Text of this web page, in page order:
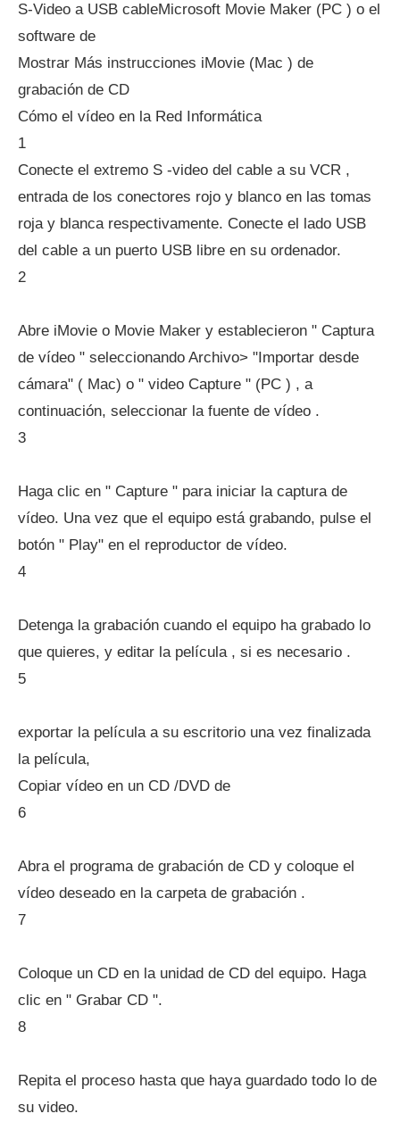
S-Video a USB cableMicrosoft Movie Maker (PC ) o el
software de
Mostrar Más instrucciones iMovie (Mac ) de
grabación de CD
Cómo el vídeo en la Red Informática
1
Conecte el extremo S -video del cable a su VCR ,
entrada de los conectores rojo y blanco en las tomas
roja y blanca respectivamente. Conecte el lado USB
del cable a un puerto USB libre en su ordenador.
2
Abre iMovie o Movie Maker y establecieron " Captura
de vídeo " seleccionando Archivo> "Importar desde
cámara" ( Mac) o " video Capture " (PC ) , a
continuación, seleccionar la fuente de vídeo .
3
Haga clic en " Capture " para iniciar la captura de
vídeo. Una vez que el equipo está grabando, pulse el
botón " Play" en el reproductor de vídeo.
4
Detenga la grabación cuando el equipo ha grabado lo
que quieres, y editar la película , si es necesario .
5
exportar la película a su escritorio una vez finalizada
la película,
Copiar vídeo en un CD /DVD de
6
Abra el programa de grabación de CD y coloque el
vídeo deseado en la carpeta de grabación .
7
Coloque un CD en la unidad de CD del equipo. Haga
clic en " Grabar CD ".
8
Repita el proceso hasta que haya guardado todo lo de
su video.